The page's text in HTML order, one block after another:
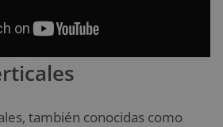
también conocidas como